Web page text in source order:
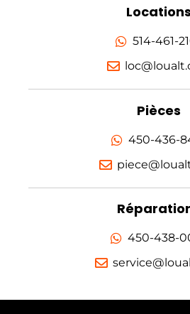
Locations
514-461-
Pièces
450-436-
450-438-